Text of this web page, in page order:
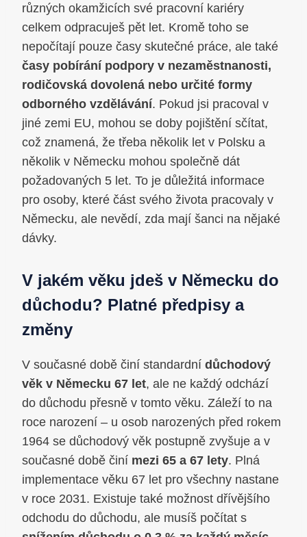
různých okamžicích své pracovní kariéry
celkem odpracuješ pět let. Kromě toho se
nepočítají pouze časy skutečné práce, ale také
časy pobírání podpory v nezaměstnanosti,
rodičovská dovolená nebo určité formy
odborného vzdělávání. Pokud jsi pracoval v
jiné zemi EU, mohou se doby pojištění sčítat,
což znamená, že třeba několik let v Polsku a
několik v Německu mohou společně dát
požadovaných 5 let. To je důležitá informace
pro osoby, které část svého života pracovaly v
Německu, ale nevědí, zda mají šanci na nějaké
dávky.
V jakém věku jdeš v Německu do
důchodu? Platné předpisy a
změny
V současné době činí standardní důchodový
věk v Německu 67 let, ale ne každý odchází
do důchodu přesně v tomto věku. Záleží to na
roce narození – u osob narozených před rokem
1964 se důchodový věk postupně zvyšuje a v
současné době činí mezi 65 a 67 lety. Plná
implementace věku 67 let pro všechny nastane
v roce 2031. Existuje také možnost dřívějšího
odchodu do důchodu, ale musíš počítat s